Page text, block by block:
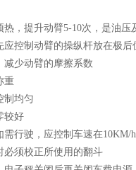
，提升动臂5-10次，是油
控制动臂的操纵杆放在极
减少动臂的摩擦系数
重
制均匀
较好
行驶，应控制车速在10KM/
必须校正所使用的翻斗